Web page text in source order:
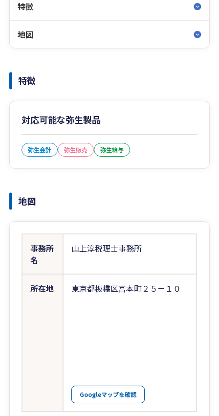
特徴
地図
特徴
対応可能な弥生製品
弥生会計 弥生販売 弥生給与
地図
事務所
名
山上淳税理士事務所
所在地 東京都板橋区宮本町２５－１０
Googleマップを確認